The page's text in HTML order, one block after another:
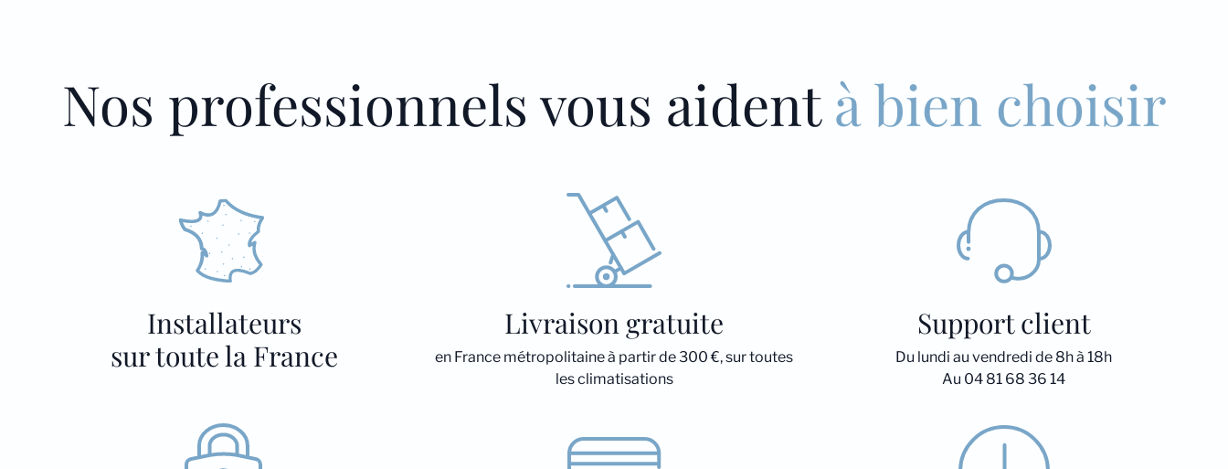
Nos professionnels vous aidentà bien choisir
Installateurs
sur toute la France
Livraison gratuite
en France métropolitaine à partir de 300 €, sur toutes
les climatisations
Support client
Du lundi au vendredi de 8h à 18h
Au 04 81 68 36 14